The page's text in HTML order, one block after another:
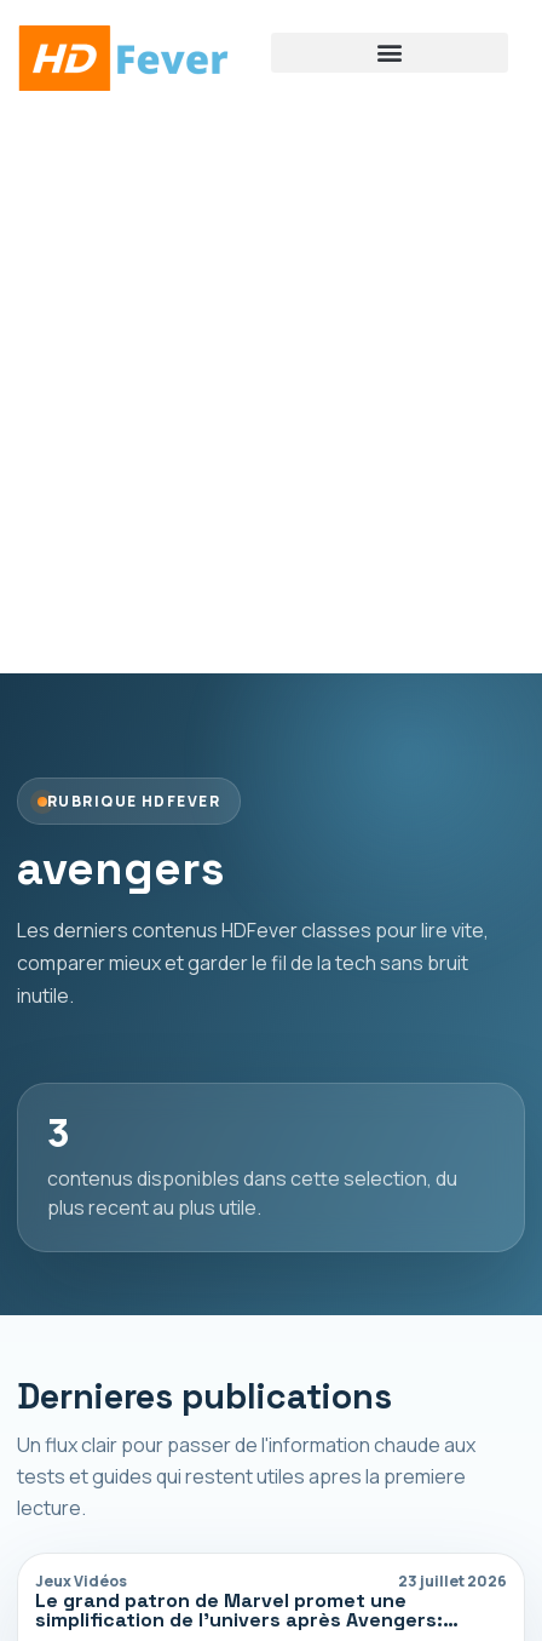
RUBRIQUE HDFEVER
avengers
Les derniers contenus HDFever classes pour lire vite,
comparer mieux et garder le fil de la tech sans bruit
inutile.
3
contenus disponibles dans cette selection, du
plus recent au plus utile.
Dernieres publications
Un flux clair pour passer de l'information chaude aux
tests et guides qui restent utiles apres la premiere
lecture.
Jeux Vidéos 23 juillet 2026
Le grand patron de Marvel promet une
simplification de l’univers après Avengers: